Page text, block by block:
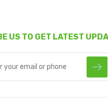
US TO GET LATEST